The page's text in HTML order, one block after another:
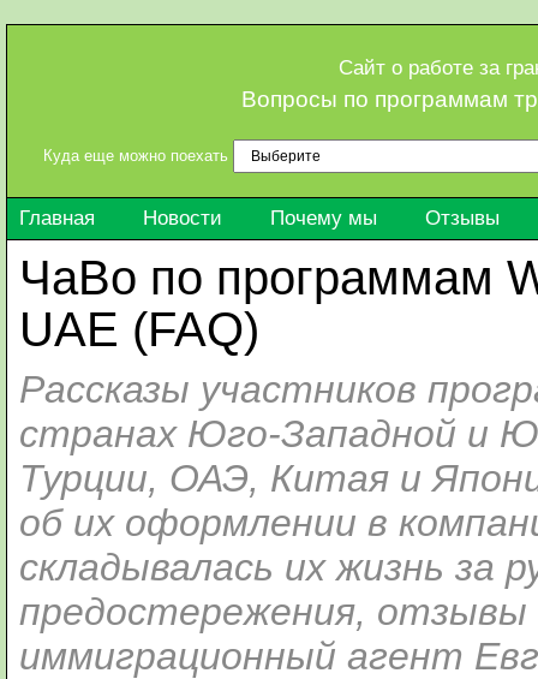
Сайт о работе за
Вопросы по программам
Куда еще можно поехать
Главная Новости Почему мы Отзывы
ЧаВо по программам
UAE (FAQ)
Рассказы участников
странах Юго-Западной и
Турции, ОАЭ, Китая и
об их оформлении в
складывалась их жизнь за
предостережения, отзывы
иммиграционный агент